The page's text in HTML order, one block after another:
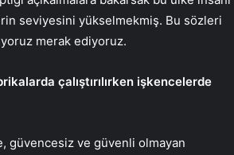
seviyesini yükselmekmiş. Bu sözleri
merak ediyoruz.
çalıştırılırken işkencelerde
güvencesiz ve güvenli olmayan